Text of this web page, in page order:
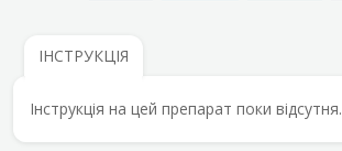
ІНСТРУКЦІЯ
Інструкція на цей препарат поки відсутня.